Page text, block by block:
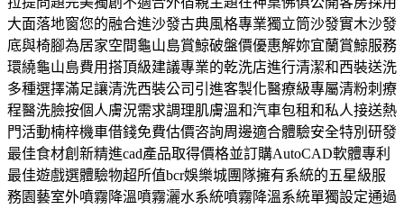
大面落地窗您的融合進沙發古典風格專業獨立筒沙發實木沙發
底與椅腳為居家空間龜山島賞鯨破盤價優惠解妳宜蘭賞鯨服務
環繞龜山島費用搭頂級建議專業的乾洗店進行清潔和西裝送洗
多種選擇滿足讓清洗西裝公司引進客製化醫療級專屬清粉刺療
程醫洗臉按個人膚況需求調理肌膚溫和汽車包租和私人接送熱
門活動楠梓機車借錢免費估價咨詢周邊適合體驗安全特別研發
最佳食材創新精進cad產品取得價格並訂購AutoCAD軟體專利
最佳遊戲選體驗物超所值bcr娛樂城團隊擁有系統的五星級服
務園藝室外噴霧降溫噴霧灑水系統噴霧降溫系統單獨設定通過